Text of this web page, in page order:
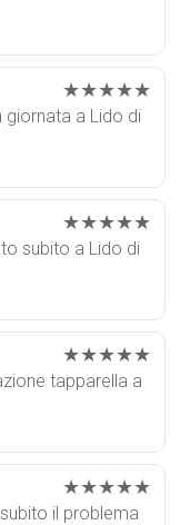
★★★★★
giornata a Lido di
★★★★★
subito a Lido di
★★★★★
tapparella a
★★★★★
il problema